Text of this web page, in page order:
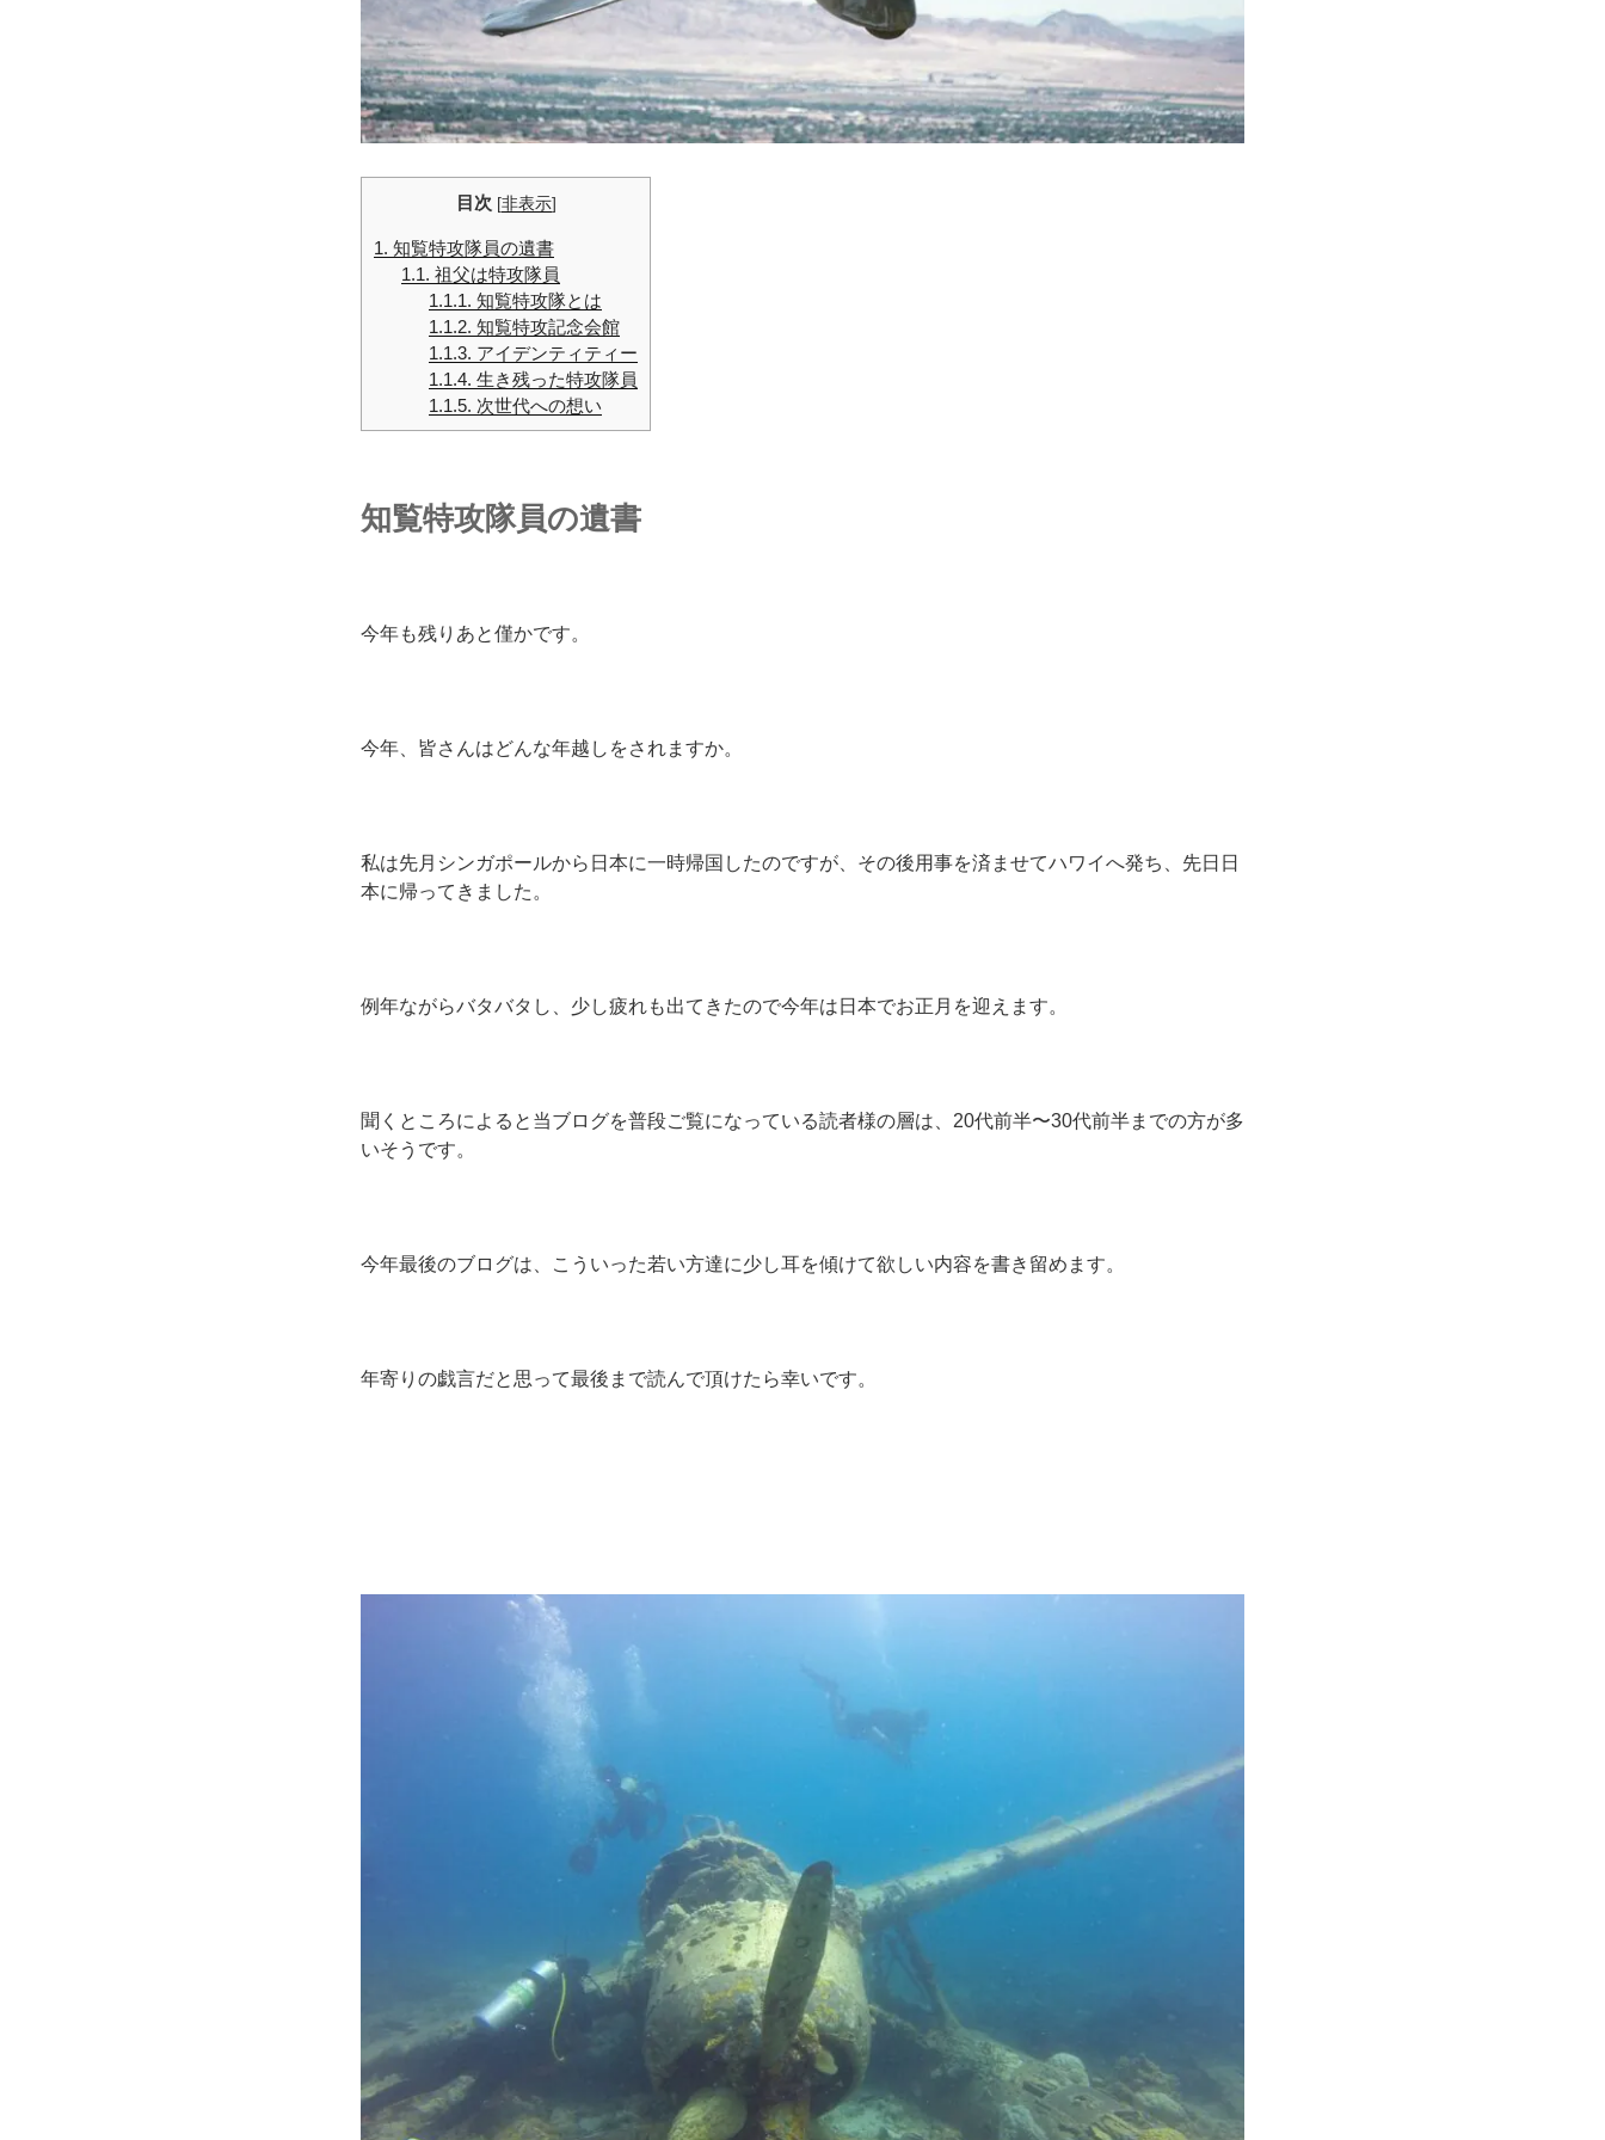
目次 [非表示]
1. 知覧特攻隊員の遺書
1.1. 祖父は特攻隊員
1.1.1. 知覧特攻隊とは
1.1.2. 知覧特攻記念会館
1.1.3. アイデンティティー
1.1.4. 生き残った特攻隊員
1.1.5. 次世代への想い
知覧特攻隊員の遺書
今年も残りあと僅かです。
今年、皆さんはどんな年越しをされますか。
私は先月シンガポールから日本に一時帰国したのですが、その後用事を済ませてハワイへ発ち、先日日
本に帰ってきました。
例年ながらバタバタし、少し疲れも出てきたので今年は日本でお正月を迎えます。
聞くところによると当ブログを普段ご覧になっている読者様の層は、20代前半〜30代前半までの方が多
いそうです。
今年最後のブログは、こういった若い方達に少し耳を傾けて欲しい内容を書き留めます。
年寄りの戯言だと思って最後まで読んで頂けたら幸いです。